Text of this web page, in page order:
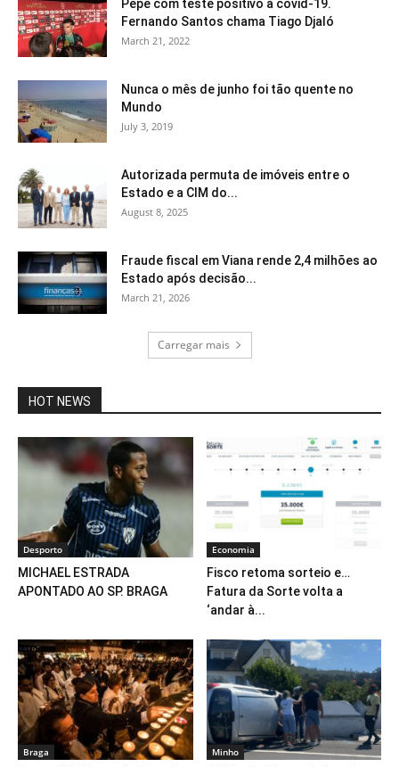
Pepe com teste positivo à covid-19.
Fernando Santos chama Tiago Djaló
March 21, 2022
Nunca o mês de junho foi tão quente no
Mundo
July 3, 2019
Autorizada permuta de imóveis entre o
Estado e a CIM do...
August 8, 2025
Fraude fiscal em Viana rende 2,4 milhões ao
Estado após decisão...
March 21, 2026
Carregar mais
HOT NEWS
Desporto
MICHAEL ESTRADA
APONTADO AO SP. BRAGA
Economia
Fisco retoma sorteio e…
Fatura da Sorte volta a
‘andar à...
Braga Minho